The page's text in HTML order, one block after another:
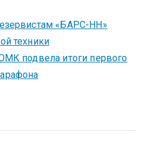
«БАРС-НН»
техники
подвела итоги первого